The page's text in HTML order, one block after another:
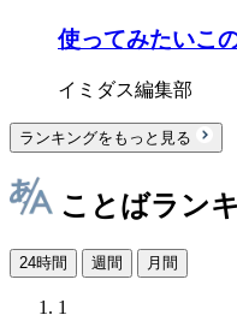
使ってみたいこ
イミダス編集部
ランキングをもっと見る
ことばラン
24時間 週間 月間
1